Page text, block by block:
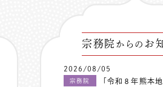
宗務院 からの お
2026/08/05
宗務院 「令和８年熊本